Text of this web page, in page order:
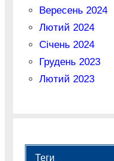
Вересень 2024
Лютий 2024
Січень 2024
Грудень 2023
Лютий 2023
Теги